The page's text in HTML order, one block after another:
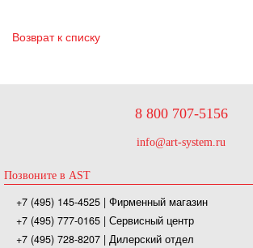
Возврат к списку
8 800 707-5156
info@art-system.ru
Позвоните в AST
+7 (495) 145-4525 | Фирменный магазин
+7 (495) 777-0165 | Сервисный центр
+7 (495) 728-8207 | Дилерский отдел